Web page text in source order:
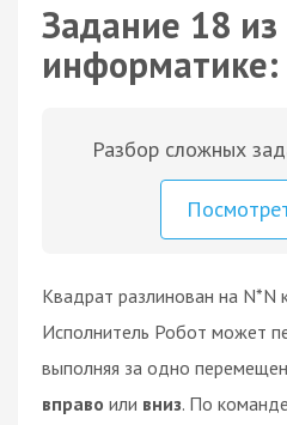
Задание 18 из
информатике:
Разбор сложных
Квадрат разлинован на N*N
Исполнитель Робот может
выполняя за одно
вправо или вниз. По команде